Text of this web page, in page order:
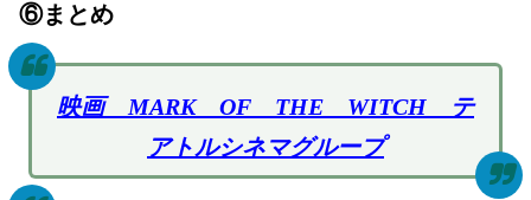
⑥まとめ
映画 MARK OF THE WITCH テ
アトルシネマグループ